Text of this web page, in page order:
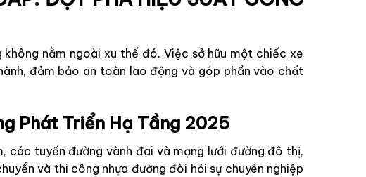
nằm ngoài xu thế đó. Việc sở hữu một chiếc xe
đảm bảo an toàn lao động và góp phần vào chất
Phát Triển Hạ Tầng 2025
tuyến đường vành đai và mạng lưới đường đô thị,
và thi công nhựa đường đòi hỏi sự chuyên nghiệp